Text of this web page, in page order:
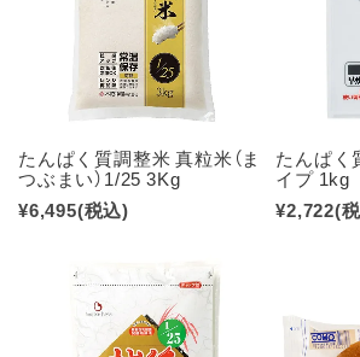
たんぱく質調整米 真粒米（ま
つぶまい）1/25 3Kg
¥6,495(税込)
たんぱく
イプ 1kg
¥2,722(